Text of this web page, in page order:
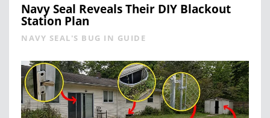
Navy Seal Reveals Their DIY Blackout
Station Plan
NAVY SEAL'S BUG IN GUIDE